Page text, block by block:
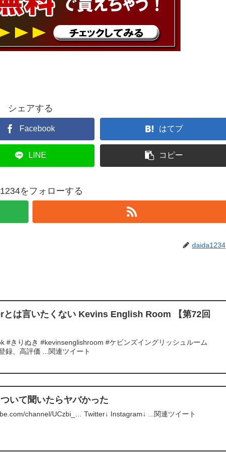
シェアする
Facebook はてブ
LINE コピー
をフォローする
daida1234
とは言いたくない Kevins English Room 【第72回
#きりぬき #kevinsenglishroom #ケビンズイングリッシュルーム
録、高評価 ...関連ツイート
いて聞いたらヤバかった
channel/UCzbi_… Twitter↓ Instagram↓ ...関連ツイート